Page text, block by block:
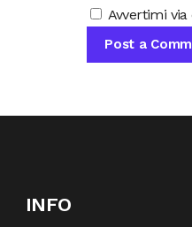
Avvertimi
INFO